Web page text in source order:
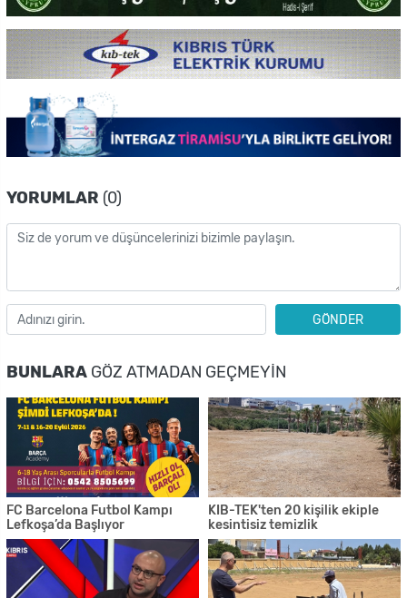
YORUMLAR (0)
GÖNDER
BUNLARA GÖZ ATMADAN GEÇMEYIN
FC Barcelona Futbol Kampı
Lefkoşa’da Başlıyor
KIB-TEK'ten 20 kişilik ekiple
kesintisiz temizlik